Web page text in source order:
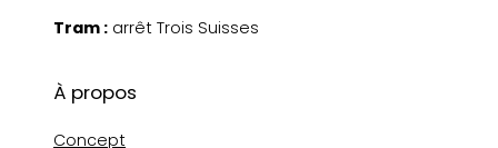
Tram : arrêt Trois Suisses
À propos
Concept